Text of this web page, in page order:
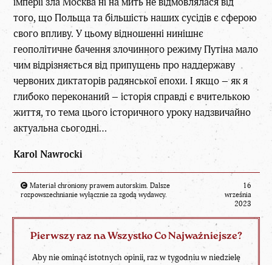
того, що Польща та більшість наших сусідів є сферою
свого впливу. У цьому відношенні нинішнє
геополітичне бачення злочинного режиму Путіна мало
чим відрізняється від припущень про наддержаву
червоних диктаторів радянської епохи. І якщо – як я
глибоко переконаний – історія справді є вчителькою
життя, то тема цього історичного уроку надзвичайно
актуальна сьогодні…
Karol Nawrocki
Materiał chroniony prawem autorskim. Dalsze
rozpowszechnianie wyłącznie za zgodą wydawcy.
16
września
2023
Pierwszy raz na Wszystko Co Najważniejsze?
Aby nie ominąć istotnych opinii, raz w tygodniu w niedzielę